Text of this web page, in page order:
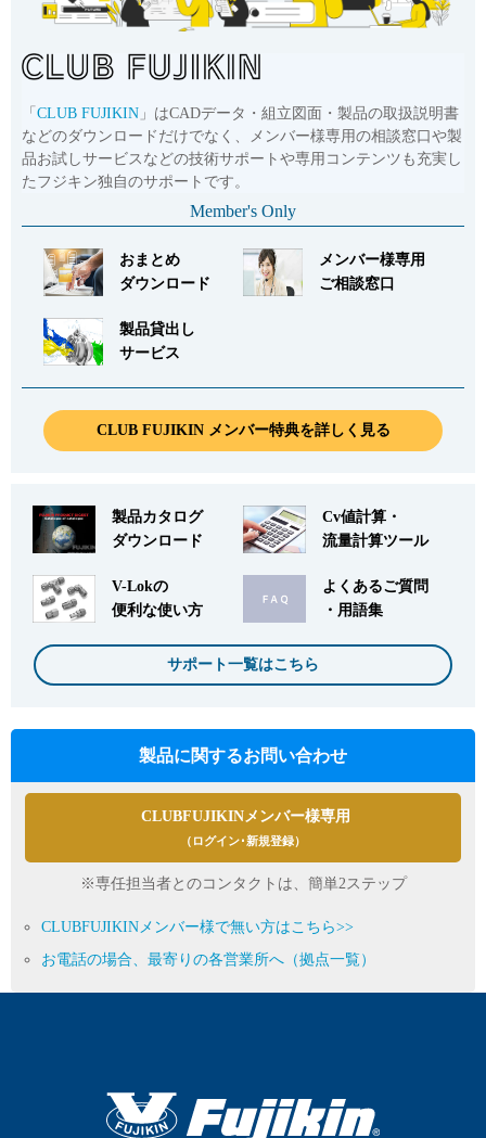
「 CLUB FUJIKIN 」はCADデータ・組立図面・製品の取扱説明書
などのダウンロードだけでなく、メンバー様専用の相談窓口や製
品お試しサービスなどの技術サポートや専用コンテンツも充実し
たフジキン独自のサポートです。
Member's Only
おまとめ
ダウンロード
メンバー様専用
ご相談窓口
製品貸出し
サービス
CLUB FUJIKIN メンバー特典を詳しく見る
製品カタログ
ダウンロード
Cv値計算・
流量計算ツール
V-Lokの
便利な使い方
よくあるご質問
・用語集
サポート一覧はこちら
製品に関するお問い合わせ
CLUBFUJIKINメンバー様専用
（ログイン･新規登録）
※専任担当者とのコンタクトは、簡単2ステップ
CLUBFUJIKINメンバー様で無い方はこちら>>
お電話の場合、最寄りの各営業所へ（拠点一覧）